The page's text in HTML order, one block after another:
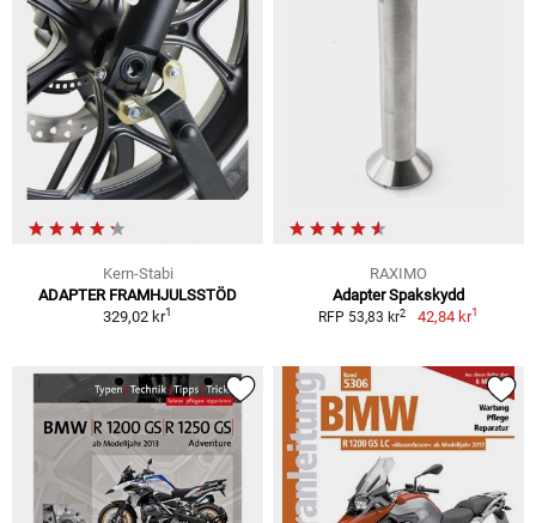
Kern-Stabi
ADAPTER FRAMHJULSSTÖD
329,02 kr1
RAXIMO
Adapter Spakskydd
RFP 53,83 kr2 42,84 kr1